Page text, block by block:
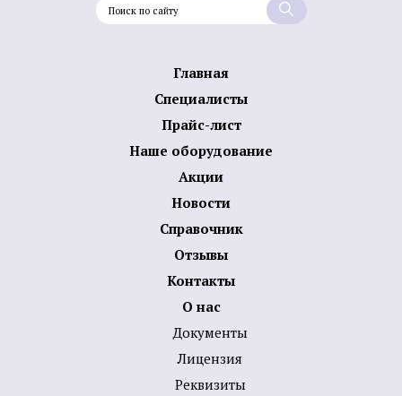
Главная
Специалисты
Прайс-лист
Наше оборудование
Акции
Новости
Справочник
Отзывы
Контакты
О нас
Документы
Лицензия
Реквизиты